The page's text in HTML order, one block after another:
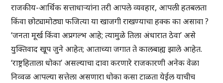
राजकीय-आर्थिक सत्ताधाऱ्यांना तरी आपले व्यवहार, आपली हतबलता
किंवा छोट्यामोठ्या फजित्या या खाजगी राखण्याचा हक्क का असावा ?
‘जनता मूर्ख किंवा अप्रगल्भ आहे; त्यामुळे तिला अंधारात ठेवा’ असे
युक्तिवाद खूप जुने आहेत; आताच्या जगात ते कालबाह्य झाले आहेत.
‘राष्ट्रहिताला धोका’ असल्याचा दावा करणारे राजकारणी अनेक वेळा
निव्वळ आपल्या सत्तेला असणारा धोका कसा टाळता येईल याचीच